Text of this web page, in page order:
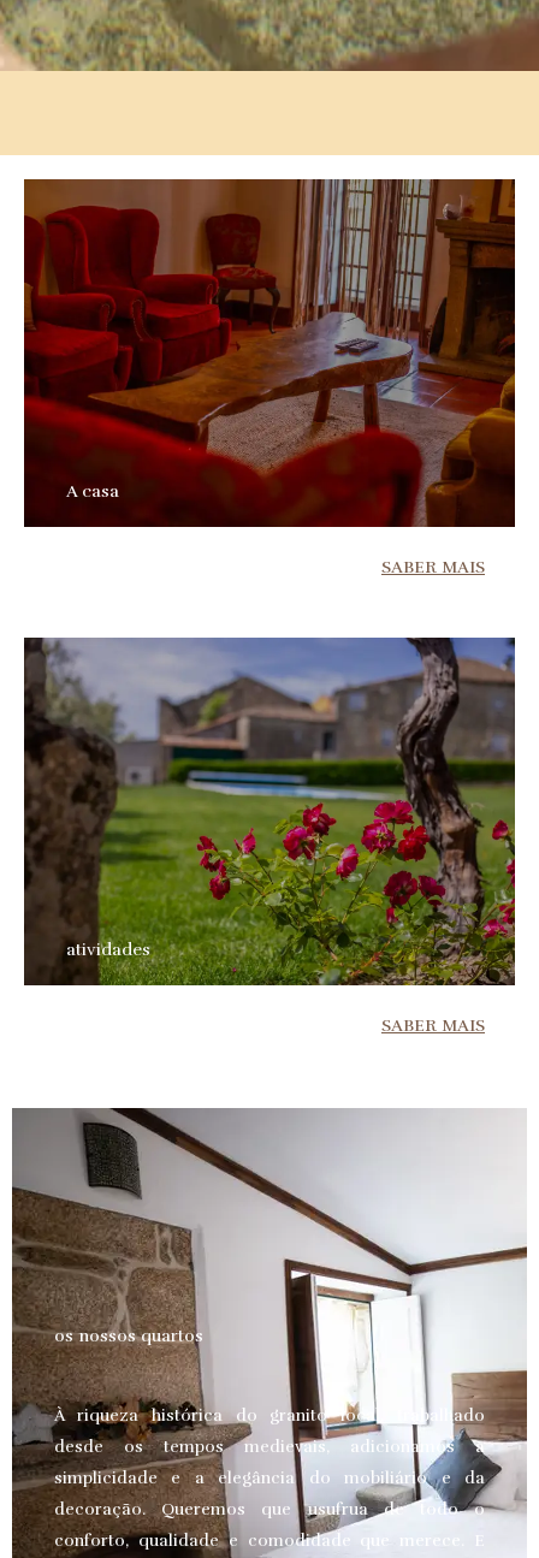
A casa
SABER MAIS
atividades
SABER MAIS
os nossos quartos
À riqueza histórica do granito local, trabalhado
desde os tempos medievais, adicionamos a
simplicidade e a elegância do mobiliário e da
decoração. Queremos que usufrua de todo o
conforto, qualidade e comodidade que merece.
E